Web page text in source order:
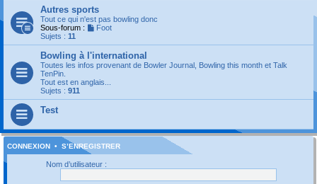
Autres sports
Tout ce qui n'est pas bowling donc
Sous-forum :
Foot
Sujets : 11
Bowling à l'international
Toutes les infos provenant de Bowler Journal, Bowling this month et Talk
TenPin.
Tout est en anglais...
Sujets : 911
Test
CONNEXION • S’ENREGISTRER
Nom d’utilisateur :